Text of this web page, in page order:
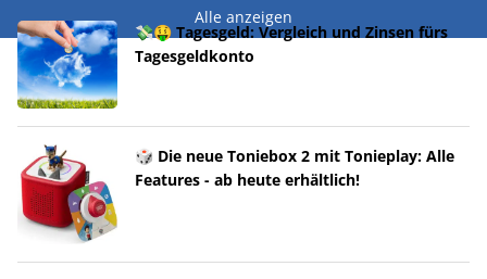
Alle anzeigen
💸🤑 Tagesgeld: Vergleich und Zinsen fürs
Tagesgeldkonto
🎲 Die neue Toniebox 2 mit Tonieplay: Alle
Features - ab heute erhältlich!